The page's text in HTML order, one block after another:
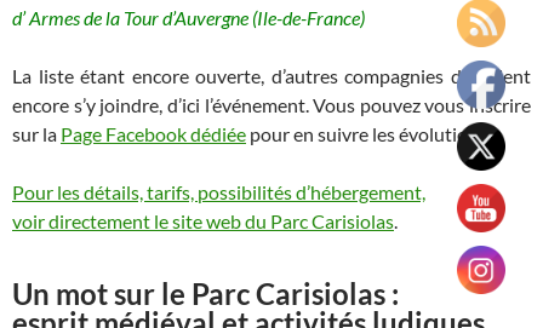
d’ Armes de la Tour d’Auvergne (Ile-de-France)
La liste étant encore ouverte, d’autres compagnies devraient
encore s’y joindre, d’ici l’événement. Vous pouvez vous inscrire
sur la Page Facebook dédiée pour en suivre les évolutions.
Pour les détails, tarifs, possibilités d’hébergement,
voir directement le site web du Parc Carisiolas
Un mot sur le Parc Carisiolas :